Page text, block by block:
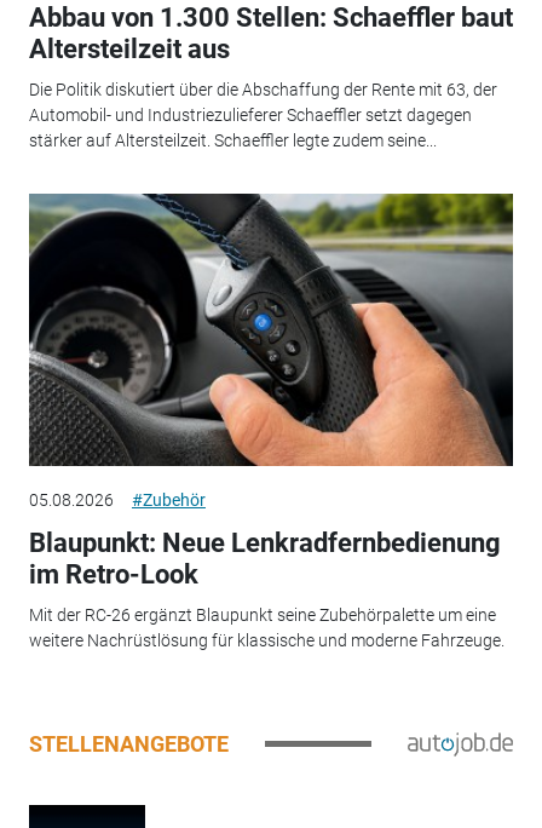
Abbau von 1.300 Stellen: Schaeffler baut
Altersteilzeit aus
Die Politik diskutiert über die Abschaffung der Rente mit 63, der
Automobil- und Industriezulieferer Schaeffler setzt dagegen
stärker auf Altersteilzeit. Schaeffler legte zudem seine...
05.08.2026 #Zubehör
Blaupunkt: Neue Lenkradfernbedienung
im Retro-Look
Mit der RC-26 ergänzt Blaupunkt seine Zubehörpalette um eine
weitere Nachrüstlösung für klassische und moderne Fahrzeuge.
STELLENANGEBOTE